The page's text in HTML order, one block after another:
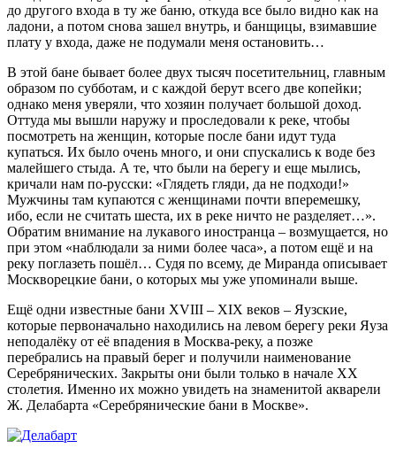
до другого входа в ту же баню, откуда все было видно как на
ладони, а потом снова зашел внутрь, и банщицы, взимавшие
плату у входа, даже не подумали меня остановить…
В этой бане бывает более двух тысяч посетительниц, главным
образом по субботам, и с каждой берут всего две копейки;
однако меня уверяли, что хозяин получает большой доход.
Оттуда мы вышли наружу и проследовали к реке, чтобы
посмотреть на женщин, которые после бани идут туда
купаться. Их было очень много, и они спускались к воде без
малейшего стыда. А те, что были на берегу и еще мылись,
кричали нам по-русски: «Глядеть гляди, да не подходи!»
Мужчины там купаются с женщинами почти вперемешку,
ибо, если не считать шеста, их в реке ничто не разделяет…».
Обратим внимание на лукавого иностранца – возмущается, но
при этом «наблюдали за ними более часа», а потом ещё и на
реку поглазеть пошёл… Судя по всему, де Миранда описывает
Москворецкие бани, о которых мы уже упоминали выше.
Ещё одни известные бани XVIII – XIX веков – Яузские,
которые первоначально находились на левом берегу реки Яуза
неподалёку от её впадения в Москва-реку, а позже
перебрались на правый берег и получили наименование
Серебрянических. Закрыты они были только в начале XX
столетия. Именно их можно увидеть на знаменитой акварели
Ж. Делабарта «Серебрянические бани в Москве».